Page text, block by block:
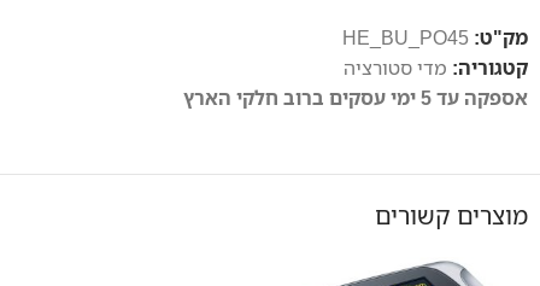
מק"ט: HE_BU_PO45
קטגוריה: מדי סטורציה
אספקה עד 5 ימי עסקים ברוב חלקי הארץ
מוצרים קשורים